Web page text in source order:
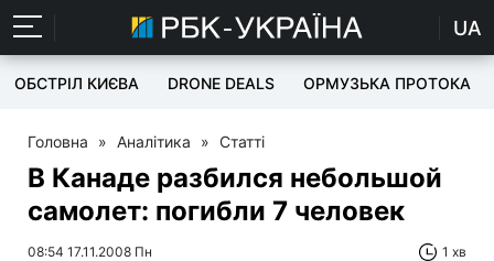
UA
ОБСТРІЛ КИЄВА DRONE DEALS ОРМУЗЬКА ПРОТОКА
Головна » Аналітика » Статті
В Канаде разбился небольшой
самолет: погибли 7 человек
08:54 17.11.2008 Пн 1 хв